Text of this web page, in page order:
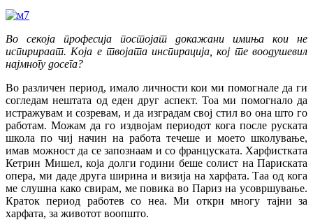
Во секоја професија постојат докажани имиња кои не
испирираат. Која е твојата инспирација, кој те воодушевил
најмногу досега?
Во различен период, имало личности кои ми помогнале да ги
согледам нештата од еден друг аспект. Тоа ми помогнало да
истражувам и созревам, и да изградам свој стил во она што го
работам. Можам да го издвојам периодот кога после руската
школа по чиј начин на работа течеше и моето школување,
имав можност да се запознаам и со француската. Харфистката
Кетрин Мишел, која долги години беше солист на Париската
опера, ми даде друга ширина и визија на харфата. Таа од кога
ме слушна како свирам, ме повика во Париз на усовршување.
Краток период работев со неа. Ми откри многу тајни за
харфата, за животот воопшто.